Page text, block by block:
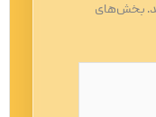
بخش‌های